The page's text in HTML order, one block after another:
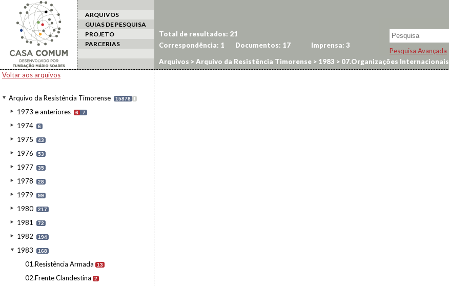
ARQUIVOS
GUIAS DE PESQUISA
PROJETO
PARCERIAS
Pesquisa Avançada
Voltar aos arquivos
Arquivo da Resistência Timorense 15878 I
1973 e anteriores 6 7
1974 6
1975 43
1976 53
1977 35
1978 28
1979 99
1980 217
1981 72
1982 194
1983 168
01.Resistência Armada 13
02.Frente Clandestina 2
Total de resultados: 21
Correspondência: 1 Documentos: 17 Imprensa: 3
Arquivos >Arquivo da Resistência Timorense > 1983 > 07.Organizações Internacionais